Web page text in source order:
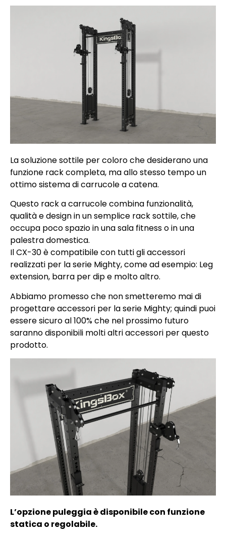
La soluzione sottile per coloro che desiderano una
funzione rack completa, ma allo stesso tempo un
ottimo sistema di carrucole a catena.
Questo rack a carrucole combina funzionalità,
qualità e design in un semplice rack sottile, che
occupa poco spazio in una sala fitness o in una
palestra domestica.
Il CX-30 è compatibile con tutti gli accessori
realizzati per la serie Mighty, come ad esempio: Leg
extension, barra per dip e molto altro.
Abbiamo promesso che non smetteremo mai di
progettare accessori per la serie Mighty; quindi puoi
essere sicuro al 100% che nel prossimo futuro
saranno disponibili molti altri accessori per questo
prodotto.
L’opzione puleggia è disponibile con funzione
statica o regolabile.